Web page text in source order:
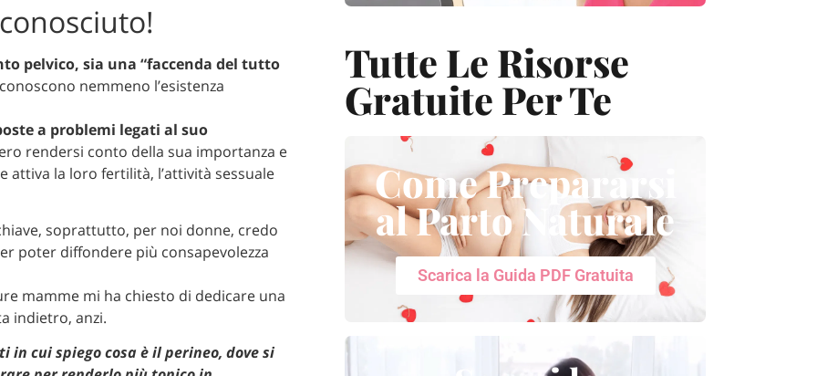
pelvico, sia una “faccenda del tutto
nemmeno l’esistenza
a problemi legati al suo
rendersi conto della sua importanza e
la loro fertilità, l’attività sessuale
soprattutto, per noi donne, credo
poter diffondere più consapevolezza
mamme mi ha chiesto di dedicare una
indietro, anzi.
in cui spiego cosa è il perineo, dove si
Tutte Le Risorse
Gratuite Per Te
Come Prepararsi
al Parto Naturale
Scarica la Guida PDF Gratuita